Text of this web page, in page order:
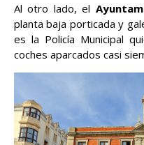
Al otro lado, el
planta baja porticada y
es la Policía Municipal
coches aparcados casi